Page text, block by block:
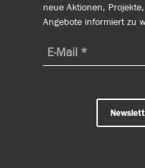
neue Aktionen,
Angebote informiert zu